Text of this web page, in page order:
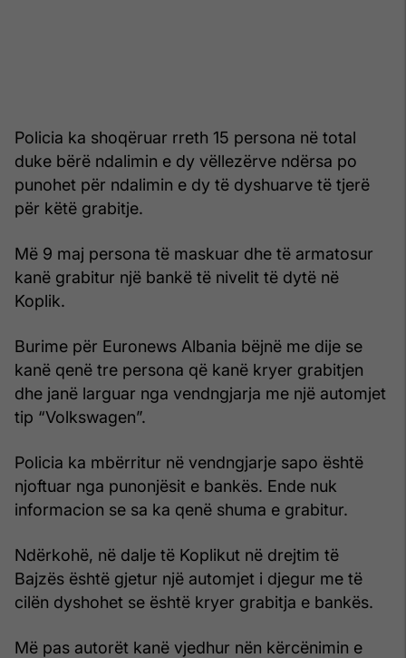
Policia ka shoqëruar rreth 15 persona në total
duke bërë ndalimin e dy vëllezërve ndërsa po
punohet për ndalimin e dy të dyshuarve të tjerë
për këtë grabitje.
Më 9 maj persona të maskuar dhe të armatosur
kanë grabitur një bankë të nivelit të dytë në
Koplik.
Burime për Euronews Albania bëjnë me dije se
kanë qenë tre persona që kanë kryer grabitjen
dhe janë larguar nga vendngjarja me një automjet
tip “Volkswagen”.
Policia ka mbërritur në vendngjarje sapo është
njoftuar nga punonjësit e bankës. Ende nuk
informacion se sa ka qenë shuma e grabitur.
Ndërkohë, në dalje të Koplikut në drejtim të
Bajzës është gjetur një automjet i djegur me të
cilën dyshohet se është kryer grabitja e bankës.
Më pas autorët kanë vjedhur nën kërcënimin e